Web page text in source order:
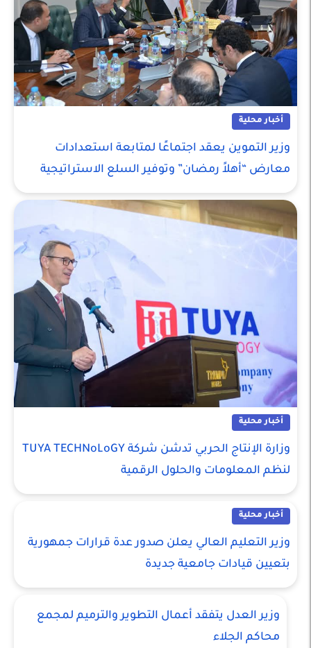
أخبار محلية
وزير التموين يعقد اجتماعًا لمتابعة استعدادات
معارض “أهلاً رمضان” وتوفير السلع الاستراتيجية
أخبار محلية
وزارة الإنتاج الحربي تدشن شركة TUYA TECHNoLoGY
لنظم المعلومات والحلول الرقمية
أخبار محلية
وزير التعليم العالي يعلن صدور عدة قرارات جمهورية
بتعيين قيادات جامعية جديدة
وزير العدل يتفقد أعمال التطوير والترميم لمجمع
محاكم الجلاء